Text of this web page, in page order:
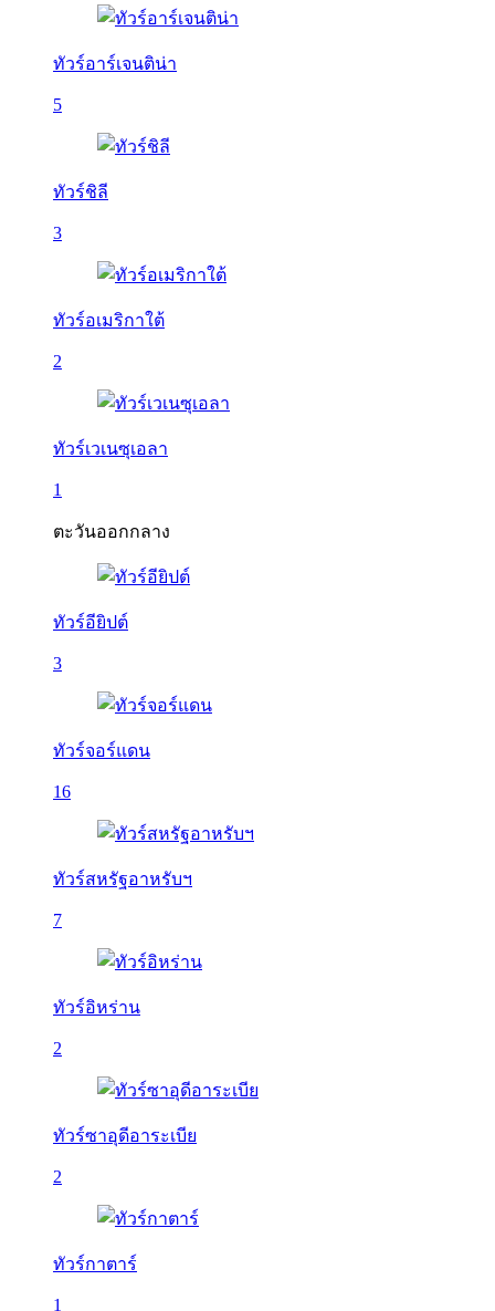
ทัวร์อาร์เจนติน่า
5
ทัวร์ชิลี
3
ทัวร์อเมริกาใต้
2
ทัวร์เวเนซุเอลา
1
ตะวันออกกลาง
ทัวร์อียิปต์
3
ทัวร์จอร์แดน
16
ทัวร์สหรัฐอาหรับฯ
7
ทัวร์อิหร่าน
2
ทัวร์ซาอุดีอาระเบีย
2
ทัวร์กาตาร์
1